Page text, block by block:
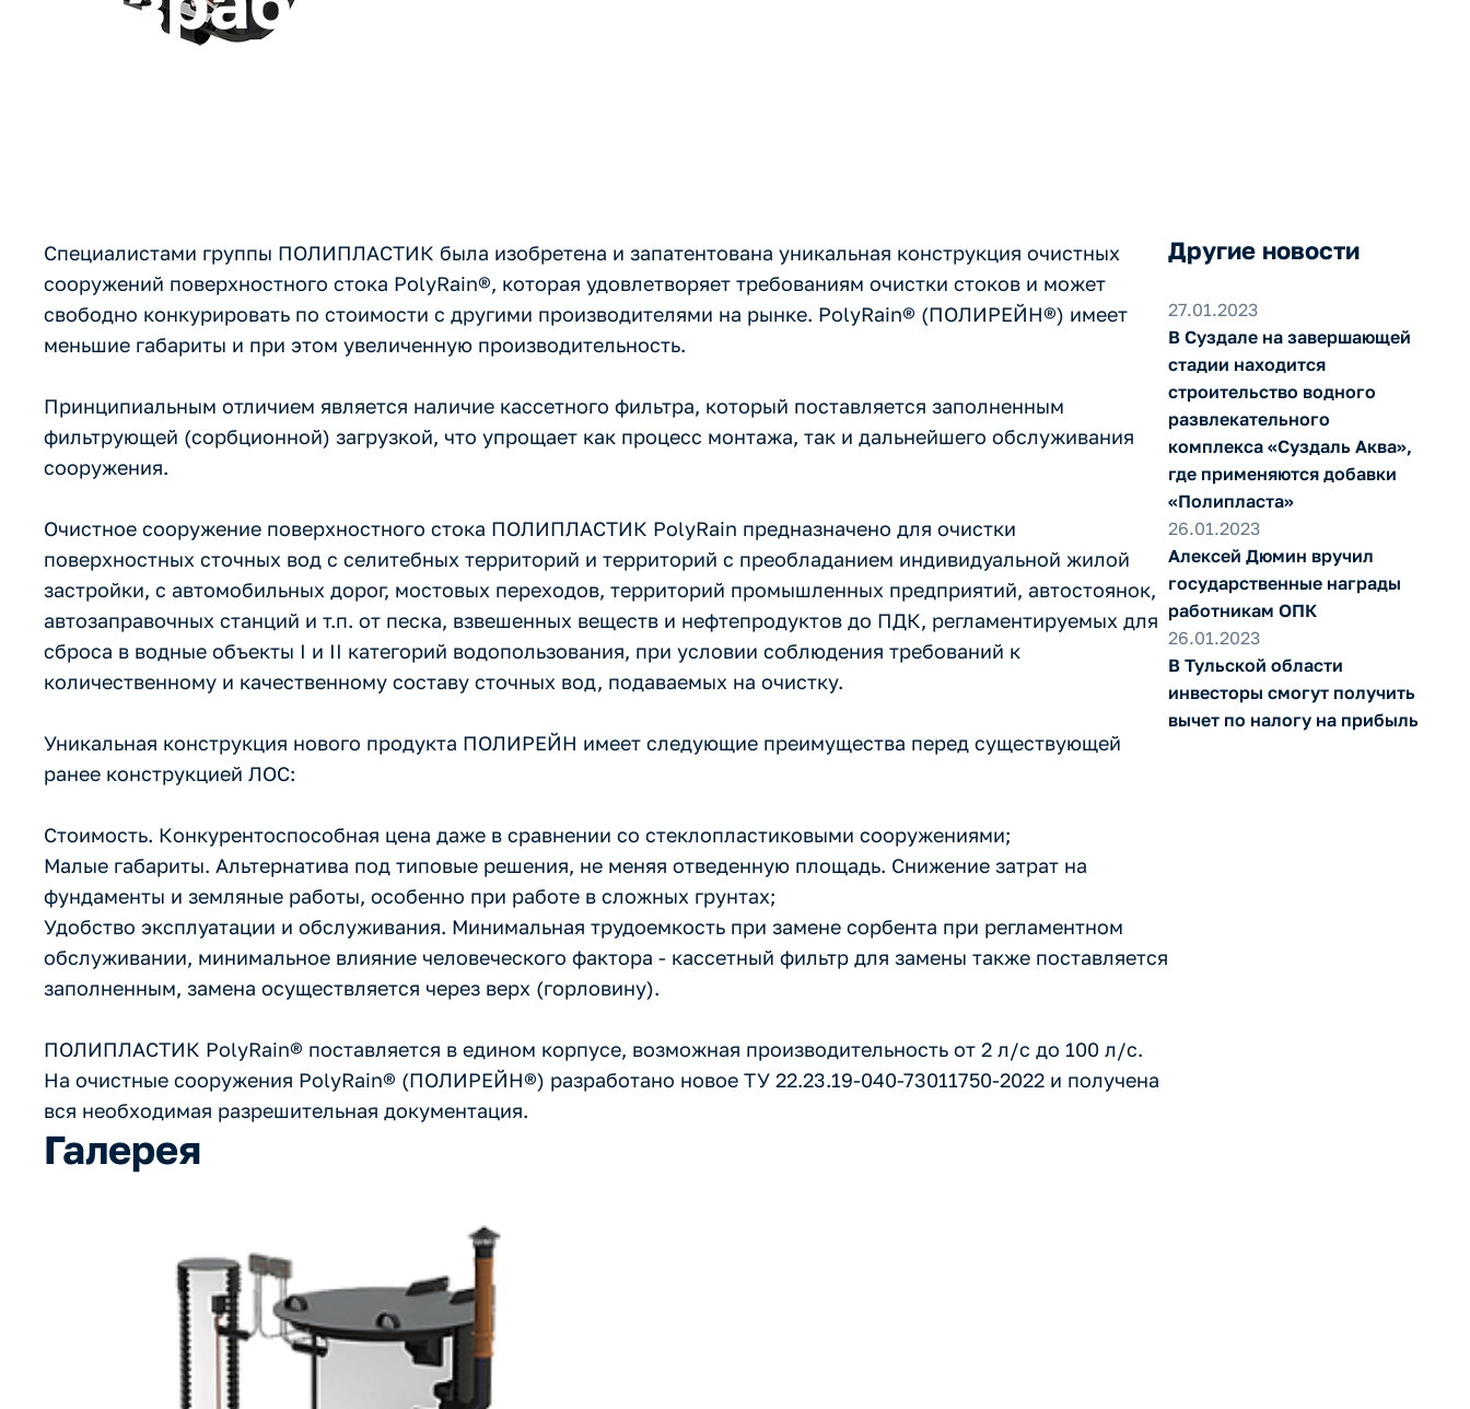
Специалистами группы ПОЛИПЛАСТИК была изобретена и запатентована уникальная конструкция очистных
сооружений поверхностного стока PolyRain®, которая удовлетворяет требованиям очистки стоков и может
свободно конкурировать по стоимости с другими производителями на рынке. PolyRain® (ПОЛИРЕЙН®) имеет
меньшие габариты и при этом увеличенную производительность.
Принципиальным отличием является наличие кассетного фильтра, который поставляется заполненным
фильтрующей (сорбционной) загрузкой, что упрощает как процесс монтажа, так и дальнейшего обслуживания
сооружения.
Очистное сооружение поверхностного стока ПОЛИПЛАСТИК PolyRain предназначено для очистки
поверхностных сточных вод с селитебных территорий и территорий с преобладанием индивидуальной жилой
застройки, с автомобильных дорог, мостовых переходов, территорий промышленных предприятий, автостоянок,
автозаправочных станций и т.п. от песка, взвешенных веществ и нефтепродуктов до ПДК, регламентируемых для
сброса в водные объекты I и II категорий водопользования, при условии соблюдения требований к
количественному и качественному составу сточных вод, подаваемых на очистку.
Уникальная конструкция нового продукта ПОЛИРЕЙН имеет следующие преимущества перед существующей
ранее конструкцией ЛОС:
Стоимость. Конкурентоспособная цена даже в сравнении со стеклопластиковыми сооружениями;
Малые габариты. Альтернатива под типовые решения, не меняя отведенную площадь. Снижение затрат на
фундаменты и земляные работы, особенно при работе в сложных грунтах;
Удобство эксплуатации и обслуживания. Минимальная трудоемкость при замене сорбента при регламентном
обслуживании, минимальное влияние человеческого фактора - кассетный фильтр для замены также поставляется
заполненным, замена осуществляется через верх (горловину).
ПОЛИПЛАСТИК PolyRain® поставляется в едином корпусе, возможная производительность от 2 л/с до 100 л/с.
На очистные сооружения PolyRain® (ПОЛИРЕЙН®) разработано новое ТУ 22.23.19-040-73011750-2022 и получена
вся необходимая разрешительная документация.
Галерея
Другие новости
27.01.2023
В Суздале на завершающей
стадии находится
строительство водного
развлекательного
комплекса «Суздаль Аква»,
где применяются добавки
«Полипласта»
26.01.2023
Алексей Дюмин вручил
государственные награды
работникам ОПК
26.01.2023
В Тульской области
инвесторы смогут получить
вычет по налогу на прибыль